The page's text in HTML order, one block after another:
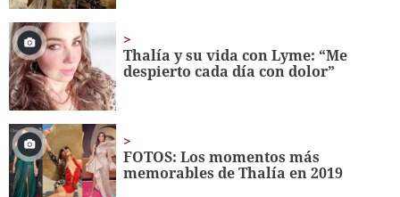
Thalía y su vida con Lyme: “Me
despierto cada día con dolor”
FOTOS: Los momentos más
memorables de Thalía en 2019